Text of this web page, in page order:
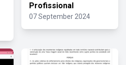
Profissional
07 September 2024